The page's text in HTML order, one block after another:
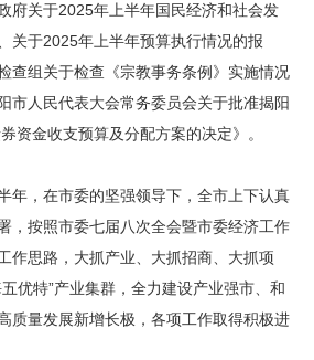
关于2025年上半年国民经济和社会发
关于2025年上半年预算执行情况的报
查组关于检查《宗教事务条例》实施情况
市人民代表大会常务委员会关于批准揭阳
资金收支预算及分配方案的决定》。
，在市委的坚强领导下，全市上下认真
，按照市委七届八次全会暨市委经济工作
作思路，大抓产业、大抓招商、大抓项
优特”产业集群，全力建设产业强市、和
质量发展新增长极，各项工作取得积极进